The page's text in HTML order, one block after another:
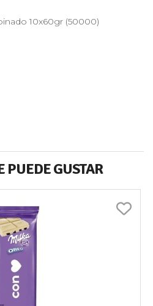
10x60gr (50000)
PUEDE GUSTAR